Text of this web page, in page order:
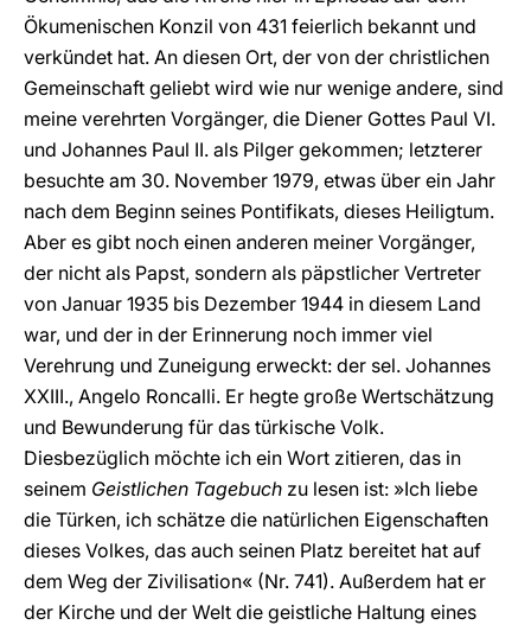
Ökumenischen Konzil von 431 feierlich bekannt und
verkündet hat. An diesen Ort, der von der christlichen
Gemeinschaft geliebt wird wie nur wenige andere, sind
meine verehrten Vorgänger, die Diener Gottes Paul VI.
und Johannes Paul II. als Pilger gekommen; letzterer
besuchte am 30. November 1979, etwas über ein Jahr
nach dem Beginn seines Pontifikats, dieses Heiligtum.
Aber es gibt noch einen anderen meiner Vorgänger,
der nicht als Papst, sondern als päpstlicher Vertreter
von Januar 1935 bis Dezember 1944 in diesem Land
war, und der in der Erinnerung noch immer viel
Verehrung und Zuneigung erweckt: der sel. Johannes
XXIII., Angelo Roncalli. Er hegte große Wertschätzung
und Bewunderung für das türkische Volk.
Diesbezüglich möchte ich ein Wort zitieren, das in
seinem Geistlichen Tagebuch zu lesen ist: »Ich liebe
die Türken, ich schätze die natürlichen Eigenschaften
dieses Volkes, das auch seinen Platz bereitet hat auf
dem Weg der Zivilisation« (Nr. 741). Außerdem hat er
der Kirche und der Welt die geistliche Haltung eines